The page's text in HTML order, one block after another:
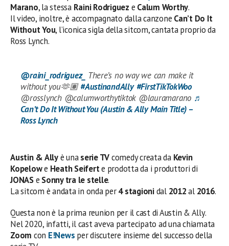
Marano, la stessa Raini Rodriguez e Calum Worthy.
Il video, inoltre, è accompagnato dalla canzone Can’t Do It
Without You, l’iconica sigla della sitcom, cantata proprio da
Ross Lynch.
@raini_rodriguez_ There’s no way we can make it
without you🫶🏽#AustinandAlly #FirstTikTokWoo
@rosslynch @calumworthytiktok @lauramarano ♬
Can’t Do It Without You (Austin & Ally Main Title) –
Ross Lynch
Austin & Allyè unaserie TVcomedy creata da Kevin
Kopelowe Heath Seiferte prodotta da i produttori di
JONASe Sonny tra le stelle.
La sitcom è andata in onda per4 stagionidal 2012al 2016.
Questa non è la prima reunion per il cast di Austin & Ally.
Nel 2020, infatti, il cast aveva partecipato ad una chiamata
Zoom con E!News per discutere insieme del successo della